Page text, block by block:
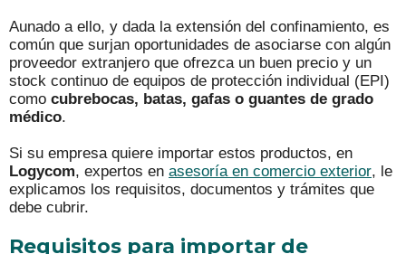
Aunado a ello, y dada la extensión del confinamiento, es
común que surjan oportunidades de asociarse con algún
proveedor extranjero que ofrezca un buen precio y un
stock continuo de equipos de protección individual (EPI)
como cubrebocas, batas, gafas o guantes de grado
médico.
Si su empresa quiere importar estos productos, en
Logycom, expertos en asesoría en comercio exterior, le
explicamos los requisitos, documentos y trámites que
debe cubrir.
Requisitos para importar de